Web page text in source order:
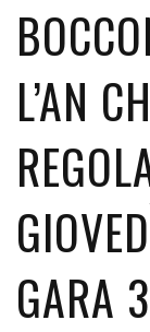
L’AN
GARA